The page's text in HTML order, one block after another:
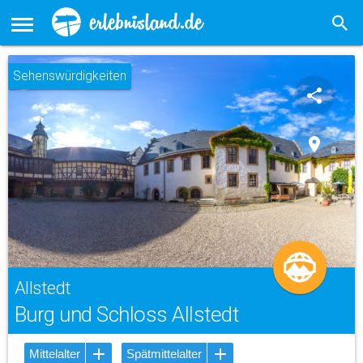
Sehenswürdigkeiten
Allstedt
Burg und Schloss Allstedt
share
place
Mittelalter
Spätmittelalter